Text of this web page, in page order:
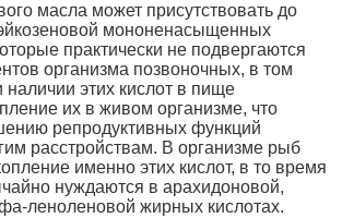
масла может присутствовать до
мононенасыщенных
практически не подвергаются
организма позвоночных, в том
этих кислот в пище
их в живом организме, что
репродуктивных функций
расстройствам. В организме рыб
именно этих кислот, в то время
нуждаются в арахидоновой,
леноленовой жирных кислотах.